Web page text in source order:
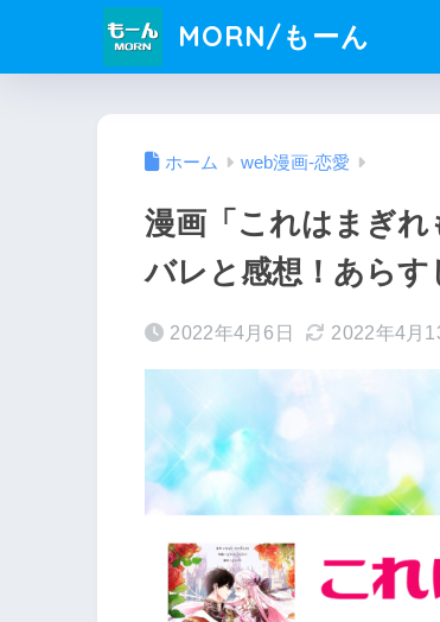
MORN/もーん
ホーム web漫画-恋愛
漫画「これはまぎれ
バレと感想！あらす
2022年4月6日 2022年4月